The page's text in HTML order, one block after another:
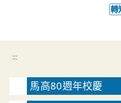
轉
:::
馬高80週年校慶